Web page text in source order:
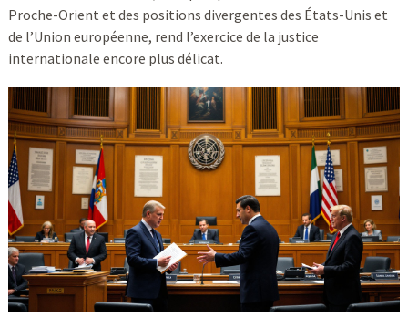
Proche-Orient et des positions divergentes des États-Unis et
de l’Union européenne, rend l’exercice de la justice
internationale encore plus délicat.